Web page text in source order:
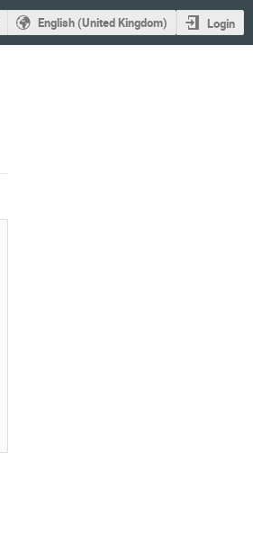
English (United Kingdom) Login